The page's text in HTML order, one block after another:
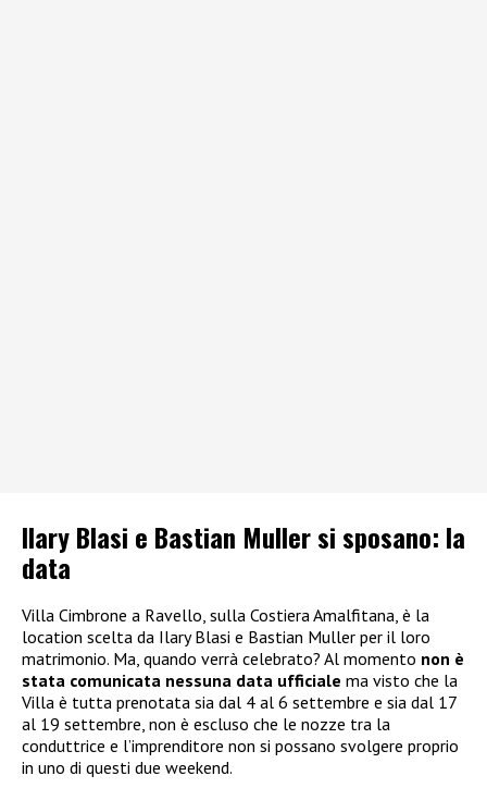
Ilary Blasi e Bastian Muller si sposano: la
data
Villa Cimbrone a Ravello, sulla Costiera Amalfitana, è la
location scelta da Ilary Blasi e Bastian Muller per il loro
matrimonio. Ma, quando verrà celebrato? Al momento non è
stata comunicata nessuna data ufficiale ma visto che la
Villa è tutta prenotata sia dal 4 al 6 settembre e sia dal 17
al 19 settembre, non è escluso che le nozze tra la
conduttrice e l’imprenditore non si possano svolgere proprio
in uno di questi due weekend.